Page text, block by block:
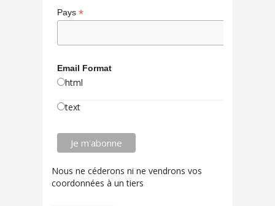
Pays *
Email Format
html
text
Nous ne céderons ni ne vendrons vos
coordonnées à un tiers